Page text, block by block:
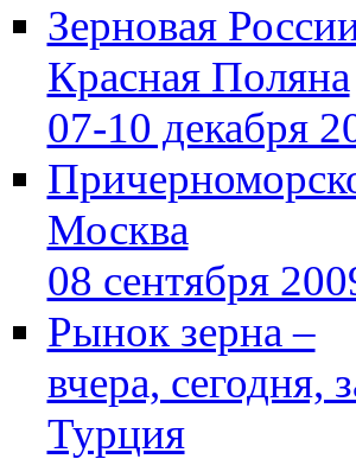
Зерновая
Красная Поляна
07-10 декабря
Москва
08 сентября
Рынок зерна –
вчера, сегодня,
Турция